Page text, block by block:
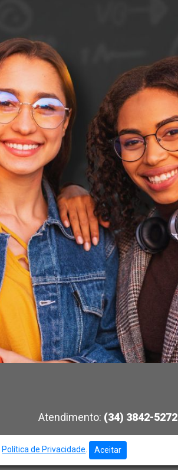
Atendimento: (34) 3842-5272
Política de Privacidade. Aceitar